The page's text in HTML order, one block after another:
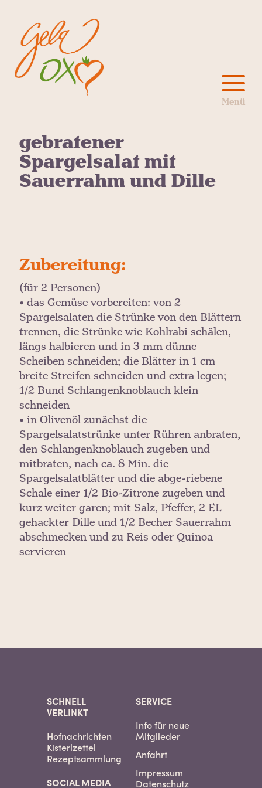
gebratener
Spargelsalat mit
Sauerrahm und Dille
Zubereitung:
(für 2 Personen)
• das Gemüse vorbereiten: von 2
Spargelsalaten die Strünke von den Blättern
trennen, die Strünke wie Kohlrabi schälen,
längs halbieren und in 3 mm dünne
Scheiben schneiden; die Blätter in 1 cm
breite Streifen schneiden und extra legen;
1/2 Bund Schlangenknoblauch klein
schneiden
• in Olivenöl zunächst die
Spargelsalatstrünke unter Rühren anbraten,
den Schlangenknoblauch zugeben und
mitbraten, nach ca. 8 Min. die
Spargelsalatblätter und die abge-riebene
Schale einer 1/2 Bio-Zitrone zugeben und
kurz weiter garen; mit Salz, Pfeffer, 2 EL
gehackter Dille und 1/2 Becher Sauerrahm
abschmecken und zu Reis oder Quinoa
servieren
SCHNELL
VERLINKT
Hofnachrichten
Kisterlzettel
Rezeptsammlung
SOCIAL MEDIA
SERVICE
Info für neue
Mitglieder
Anfahrt
Impressum
Datenschutz